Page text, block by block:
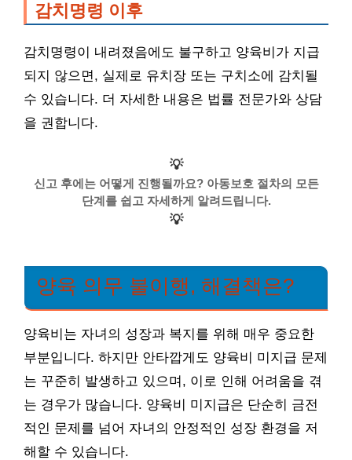
감치명령 이후
감치명령이 내려졌음에도 불구하고 양육비가 지급
되지 않으면, 실제로 유치장 또는 구치소에 감치될
수 있습니다. 더 자세한 내용은 법률 전문가와 상담
을 권합니다.
💡
신고 후에는 어떻게 진행될까요? 아동보호 절차의 모든
단계를 쉽고 자세하게 알려드립니다.
💡
양육 의무 불이행, 해결책은?
양육비는 자녀의 성장과 복지를 위해 매우 중요한
부분입니다. 하지만 안타깝게도 양육비 미지급 문제
는 꾸준히 발생하고 있으며, 이로 인해 어려움을 겪
는 경우가 많습니다. 양육비 미지급은 단순히 금전
적인 문제를 넘어 자녀의 안정적인 성장 환경을 저
해할 수 있습니다.